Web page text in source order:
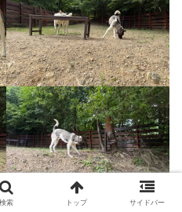
検索 トップ サイドバー